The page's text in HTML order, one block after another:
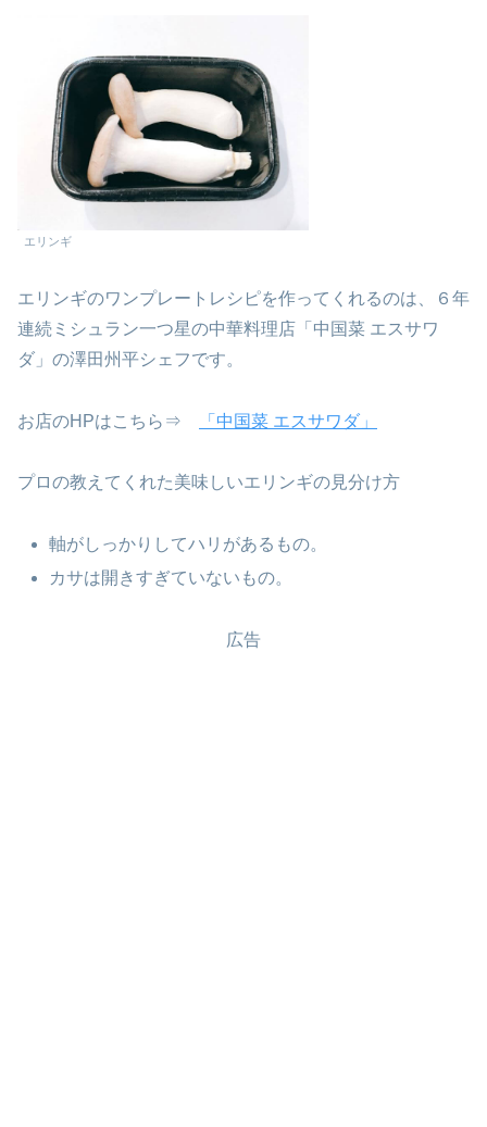
エリンギ
エリンギのワンプレートレシピを作ってくれるのは、６年
連続ミシュラン一つ星の中華料理店「中国菜 エスサワ
ダ」の澤田州平シェフです。
お店のHPはこちら⇒ 「中国菜 エスサワダ」
プロの教えてくれた美味しいエリンギの見分け方
軸がしっかりしてハリがあるもの。
カサは開きすぎていないもの。
広告